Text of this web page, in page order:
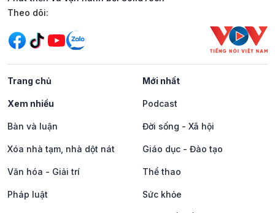
Mạng xã hội
Theo dõi:
Trang chủ Mới nhất
Xem nhiều Podcast
Bàn và luận Đời sống - Xã hội
Xóa nhà tạm, nhà dột nát Giáo dục - Đào tạo
Văn hóa - Giải trí Thể thao
Pháp luật Sức khỏe